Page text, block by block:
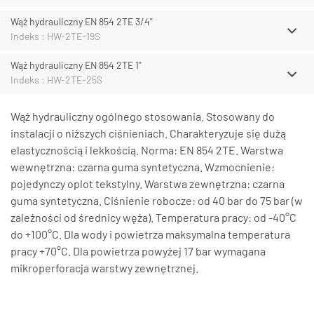
Wąż hydrauliczny EN 854 2TE 3/4"
Indeks : HW-2TE-19S
Wąż hydrauliczny EN 854 2TE 1"
Indeks : HW-2TE-25S
Wąż hydrauliczny ogólnego stosowania. Stosowany do
instalacji o niższych ciśnieniach. Charakteryzuje się dużą
elastycznością i lekkością. Norma: EN 854 2TE. Warstwa
wewnętrzna: czarna guma syntetyczna. Wzmocnienie:
pojedynczy oplot tekstylny. Warstwa zewnętrzna: czarna
guma syntetyczna. Ciśnienie robocze: od 40 bar do 75 bar (w
zależności od średnicy węża). Temperatura pracy: od -40°C
do +100°C. Dla wody i powietrza maksymalna temperatura
pracy +70°C. Dla powietrza powyżej 17 bar wymagana
mikroperforacja warstwy zewnętrznej.